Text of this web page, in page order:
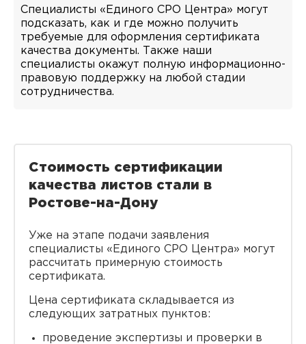
Специалисты «Единого СРО Центра» могут
подсказать, как и где можно получить
требуемые для оформления сертификата
качества документы. Также наши
специалисты окажут полную информационно-
правовую поддержку на любой стадии
сотрудничества.
Стоимость сертификации
качества листов стали в
Ростове-на-Дону
Уже на этапе подачи заявления
специалисты «Единого СРО Центра» могут
рассчитать примерную стоимость
сертификата.
Цена сертификата складывается из
следующих затратных пунктов:
проведение экспертизы и проверки в